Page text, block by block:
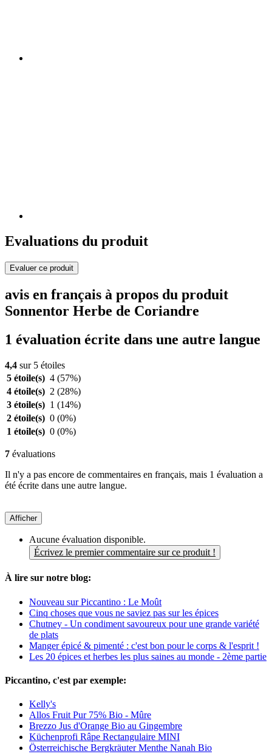
Evaluations du produit
Evaluer ce produit
avis en français à propos du produit
Sonnentor Herbe de Coriandre
1 évaluation écrite dans une autre langue
4,4 sur 5 étoiles
5 étoile(s) 4 (57%)
4 étoile(s) 2 (28%)
3 étoile(s) 1 (14%)
2 étoile(s) 0 (0%)
1 étoile(s) 0 (0%)
7 évaluations
Il n'y a pas encore de commentaires en français, mais 1 évaluation a
été écrite dans une autre langue.
Afficher
Aucune évaluation disponible.
Écrivez le premier commentaire sur ce produit !
À lire sur notre blog:
Nouveau sur Piccantino : Le Moût
Cinq choses que vous ne saviez pas sur les épices
Chutney - Un condiment savoureux pour une grande variété
de plats
Manger épicé & pimenté : c'est bon pour le corps & l'esprit !
Les 20 épices et herbes les plus saines au monde - 2ème partie
Piccantino, c'est par exemple:
Kelly's
Allos Fruit Pur 75% Bio - Mûre
Brezzo Jus d'Orange Bio au Gingembre
Küchenprofi Râpe Rectangulaire MINI
Österreichische Bergkräuter Menthe Nanah Bio